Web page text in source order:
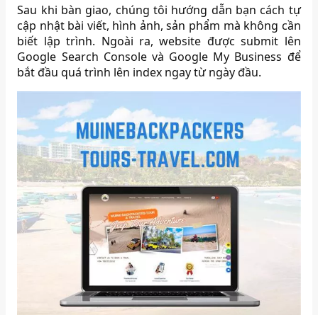
Sau khi bàn giao, chúng tôi hướng dẫn bạn cách tự
cập nhật bài viết, hình ảnh, sản phẩm mà không cần
biết lập trình. Ngoài ra, website được submit lên
Google Search Console và Google My Business để
bắt đầu quá trình lên index ngay từ ngày đầu.